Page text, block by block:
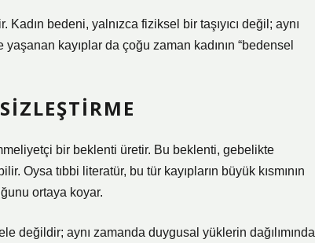
bedeni, yalnızca fiziksel bir taşıyıcı değil; aynı
kayıplar da çoğu zaman kadının “bedensel
bir beklenti üretir. Bu beklenti, gebelikte
Oysa tıbbi literatür, bu tür kayıpların büyük kısmının
ortaya koyar.
değildir; aynı zamanda duygusal yüklerin dağılımında